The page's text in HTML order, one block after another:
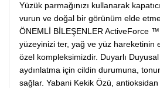
Yüzük parmağınızı kullanarak
vurun ve doğal bir görünüm elde
ÖNEMLİ BİLEŞENLER ActiveForce
yüzeyinizi ter, yağ ve yüz hareketinin
özel kompleksimizdir. Duyarlı
aydınlatma için cildin durumuna,
sağlar. Yabani Kekik Özü,